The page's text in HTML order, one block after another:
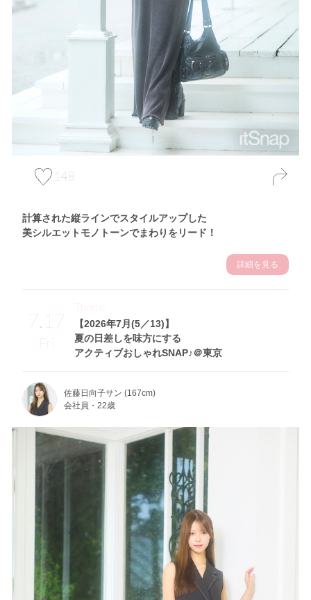
148
計算された縦ラインでスタイルアップした
美シルエットモノトーンでまわりをリード！
詳細を見る
7.17
Fri
【2026年7月(5／13)】
夏の日差しを味方にする
アクティブおしゃれSNAP♪＠東京
Theme
佐藤日向子サン (167cm)
会社員・22歳